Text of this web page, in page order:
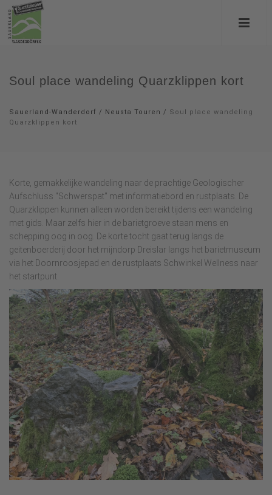
Soul place wandeling Quarzklippen kort
Sauerland-Wanderdorf / Neusta Touren / Soul place wandeling
Quarzklippen kort
Korte, gemakkelijke wandeling naar de prachtige Geologischer
Aufschluss "Schwerspat" met informatiebord en rustplaats. De
Quarzklippen kunnen alleen worden bereikt tijdens een wandeling
met gids. Maar zelfs hier in de barietgroeve staan mens en
schepping oog in oog. De korte tocht gaat terug langs de
geitenboerderij door het mijndorp Dreislar langs het barietmuseum
via het Doornroosjepad en de rustplaats Schwinkel Wellness naar
het startpunt.